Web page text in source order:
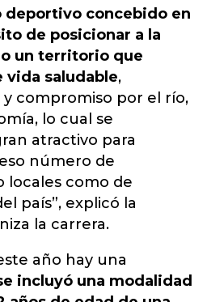
deportivo concebido en
de posicionar a la
un territorio que
saludable,
compromiso por el río,
lo cual se
atractivo para
número de
locales como de
país”, explicó la
la carrera.
año hay una
incluyó una modalidad